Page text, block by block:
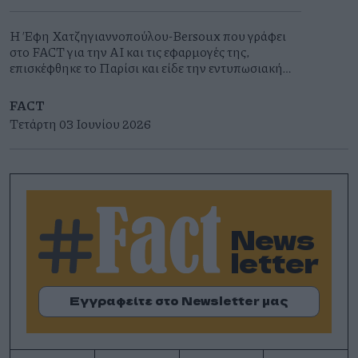
Η Έφη Χατζηγιαννοπούλου-Bersoux που γράφει
στο FACT για την ΑΙ και τις εφαρμογές της,
επισκέφθηκε το Παρίσι και είδε την εντυπωσιακή
Caverne du Pont Neuf .
FACT
Τετάρτη 03 Ιουνίου 2026
News
letter
Εγγραφείτε στο Newsletter μας